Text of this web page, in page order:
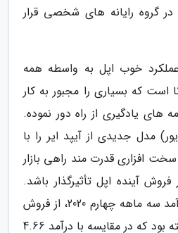
در گروه رایانه های شخصی قرار
خوب اپل به واسطه همه
است که بسیاری را مجبور به کار
های یادگیری از راه دور نموده.
مدل جدیدی از آیپد ایر را با
افزاری قدرت مند راهی بازار
آینده اپل تأثیرگذار باشد.
پیش تر اپل در گزارش درآمد سه ماهه چهارم 2020، از فروش
6.8 میلیارد دلاری آیپد گفته بود که در مقایسه با درآمد 4.66